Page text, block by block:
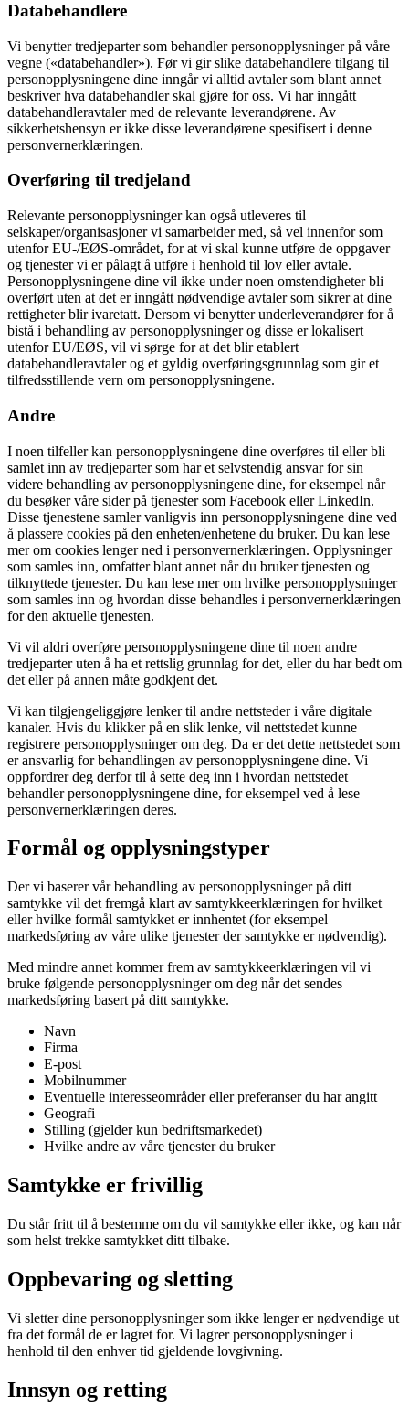
Databehandlere
Vi benytter tredjeparter som behandler personopplysninger på våre
vegne («databehandler»). Før vi gir slike databehandlere tilgang til
personopplysningene dine inngår vi alltid avtaler som blant annet
beskriver hva databehandler skal gjøre for oss. Vi har inngått
databehandleravtaler med de relevante leverandørene. Av
sikkerhetshensyn er ikke disse leverandørene spesifisert i denne
personvernerklæringen.
Overføring til tredjeland
Relevante personopplysninger kan også utleveres til
selskaper/organisasjoner vi samarbeider med, så vel innenfor som
utenfor EU-/EØS-området, for at vi skal kunne utføre de oppgaver
og tjenester vi er pålagt å utføre i henhold til lov eller avtale.
Personopplysningene dine vil ikke under noen omstendigheter bli
overført uten at det er inngått nødvendige avtaler som sikrer at dine
rettigheter blir ivaretatt. Dersom vi benytter underleverandører for å
bistå i behandling av personopplysninger og disse er lokalisert
utenfor EU/EØS, vil vi sørge for at det blir etablert
databehandleravtaler og et gyldig overføringsgrunnlag som gir et
tilfredsstillende vern om personopplysningene.
Andre
I noen tilfeller kan personopplysningene dine overføres til eller bli
samlet inn av tredjeparter som har et selvstendig ansvar for sin
videre behandling av personopplysningene dine, for eksempel når
du besøker våre sider på tjenester som Facebook eller LinkedIn.
Disse tjenestene samler vanligvis inn personopplysningene dine ved
å plassere cookies på den enheten/enhetene du bruker. Du kan lese
mer om cookies lenger ned i personvernerklæringen. Opplysninger
som samles inn, omfatter blant annet når du bruker tjenesten og
tilknyttede tjenester. Du kan lese mer om hvilke personopplysninger
som samles inn og hvordan disse behandles i personvernerklæringen
for den aktuelle tjenesten.
Vi vil aldri overføre personopplysningene dine til noen andre
tredjeparter uten å ha et rettslig grunnlag for det, eller du har bedt om
det eller på annen måte godkjent det.
Vi kan tilgjengeliggjøre lenker til andre nettsteder i våre digitale
kanaler. Hvis du klikker på en slik lenke, vil nettstedet kunne
registrere personopplysninger om deg. Da er det dette nettstedet som
er ansvarlig for behandlingen av personopplysningene dine. Vi
oppfordrer deg derfor til å sette deg inn i hvordan nettstedet
behandler personopplysningene dine, for eksempel ved å lese
personvernerklæringen deres.
Formål og opplysningstyper
Der vi baserer vår behandling av personopplysninger på ditt
samtykke vil det fremgå klart av samtykkeerklæringen for hvilket
eller hvilke formål samtykket er innhentet (for eksempel
markedsføring av våre ulike tjenester der samtykke er nødvendig).
Med mindre annet kommer frem av samtykkeerklæringen vil vi
bruke følgende personopplysninger om deg når det sendes
markedsføring basert på ditt samtykke.
Navn
Firma
E-post
Mobilnummer
Eventuelle interesseområder eller preferanser du har angitt
Geografi
Stilling (gjelder kun bedriftsmarkedet)
Hvilke andre av våre tjenester du bruker
Samtykke er frivillig
Du står fritt til å bestemme om du vil samtykke eller ikke, og kan når
som helst trekke samtykket ditt tilbake.
Oppbevaring og sletting
Vi sletter dine personopplysninger som ikke lenger er nødvendige ut
fra det formål de er lagret for. Vi lagrer personopplysninger i
henhold til den enhver tid gjeldende lovgivning.
Innsyn og retting